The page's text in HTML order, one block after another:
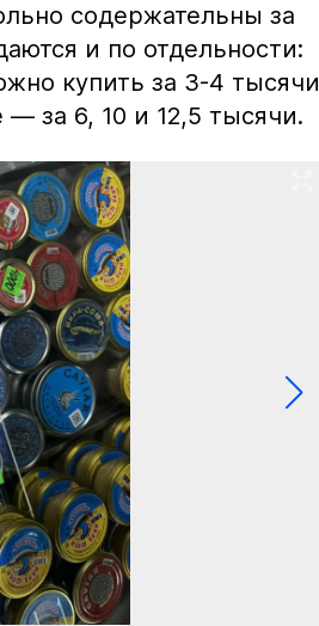
содержательны за
и по отдельности:
купить за 3-4 тысячи
за 6, 10 и 12,5 тысячи.